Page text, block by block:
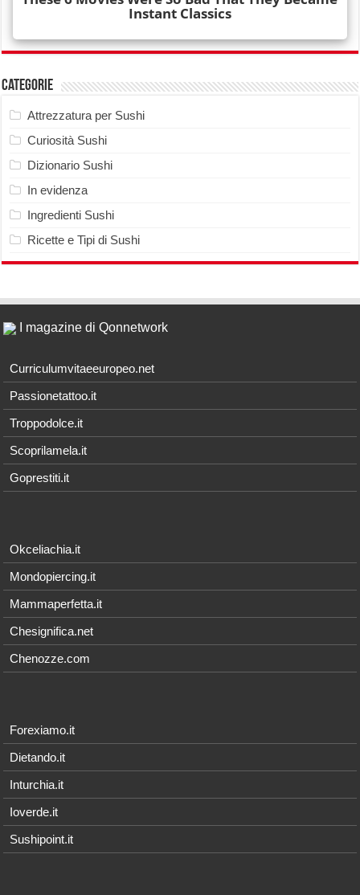
Categorie
Attrezzatura per Sushi
Curiosità Sushi
Dizionario Sushi
In evidenza
Ingredienti Sushi
Ricette e Tipi di Sushi
I magazine di Qonnetwork
Curriculumvitaeeuropeo.net
Passionetattoo.it
Troppodolce.it
Scoprilamela.it
Goprestiti.it
Okceliachia.it
Mondopiercing.it
Mammaperfetta.it
Chesignifica.net
Chenozze.com
Forexiamo.it
Dietando.it
Inturchia.it
Ioverde.it
Sushipoint.it